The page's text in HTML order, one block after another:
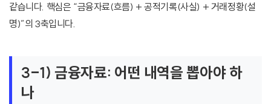
같습니다. 핵심은 “금융자료(흐름) + 공적기록(사실) + 거래정황(설
명)”의 3축입니다.
3-1) 금융자료: 어떤 내역을 뽑아야 하
나